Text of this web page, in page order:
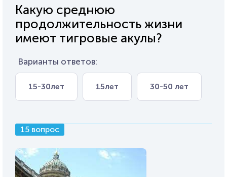
Какую среднюю
продолжительность жизни
имеют тигровые акулы?
Варианты ответов:
15-30лет 15лет 30-50 лет
15 вопрос